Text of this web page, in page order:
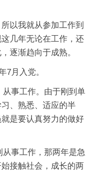
以我就从参加工作到
几年无论在工作，还
逐渐趋向于成熟。
7月入党。
从事工作。由于刚到单
、熟悉、适应的半
是要认真努力的做好
事工作，那两年是急
接触社会，成长的两